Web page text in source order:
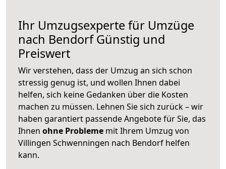
Ihr Umzugsexperte für Umzüge
nach BendorfGünstig und
Preiswert
Wir verstehen, dass der Umzug an sich schon
stressig genug ist, und wollen Ihnen dabei
helfen, sich keine Gedanken über die Kosten
machen zu müssen. Lehnen Sie sich zurück – wir
haben garantiert passende Angebote für Sie, das
Ihnen ohne Probleme mit Ihrem Umzug von
Villingen Schwenningen nach Bendorf helfen
kann.